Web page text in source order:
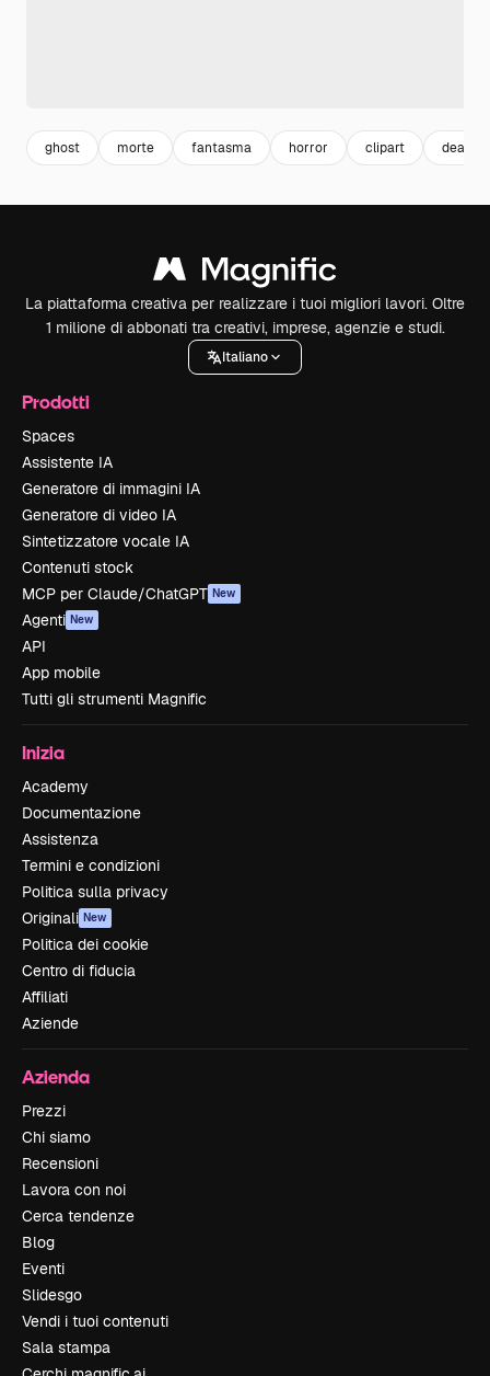
ghost morte fantasma horror clipart death
La piattaforma creativa per realizzare i tuoi migliori lavori. Oltre
1 milione di abbonati tra creativi, imprese, agenzie e studi.
Italiano
Prodotti
Spaces
Assistente IA
Generatore di immagini IA
Generatore di video IA
Sintetizzatore vocale IA
Contenuti stock
MCP per Claude/ChatGPT New
Agenti New
API
App mobile
Tutti gli strumenti Magnific
Inizia
Academy
Documentazione
Assistenza
Termini e condizioni
Politica sulla privacy
Originali New
Politica dei cookie
Centro di fiducia
Affiliati
Aziende
Azienda
Prezzi
Chi siamo
Recensioni
Lavora con noi
Cerca tendenze
Blog
Eventi
Slidesgo
Vendi i tuoi contenuti
Sala stampa